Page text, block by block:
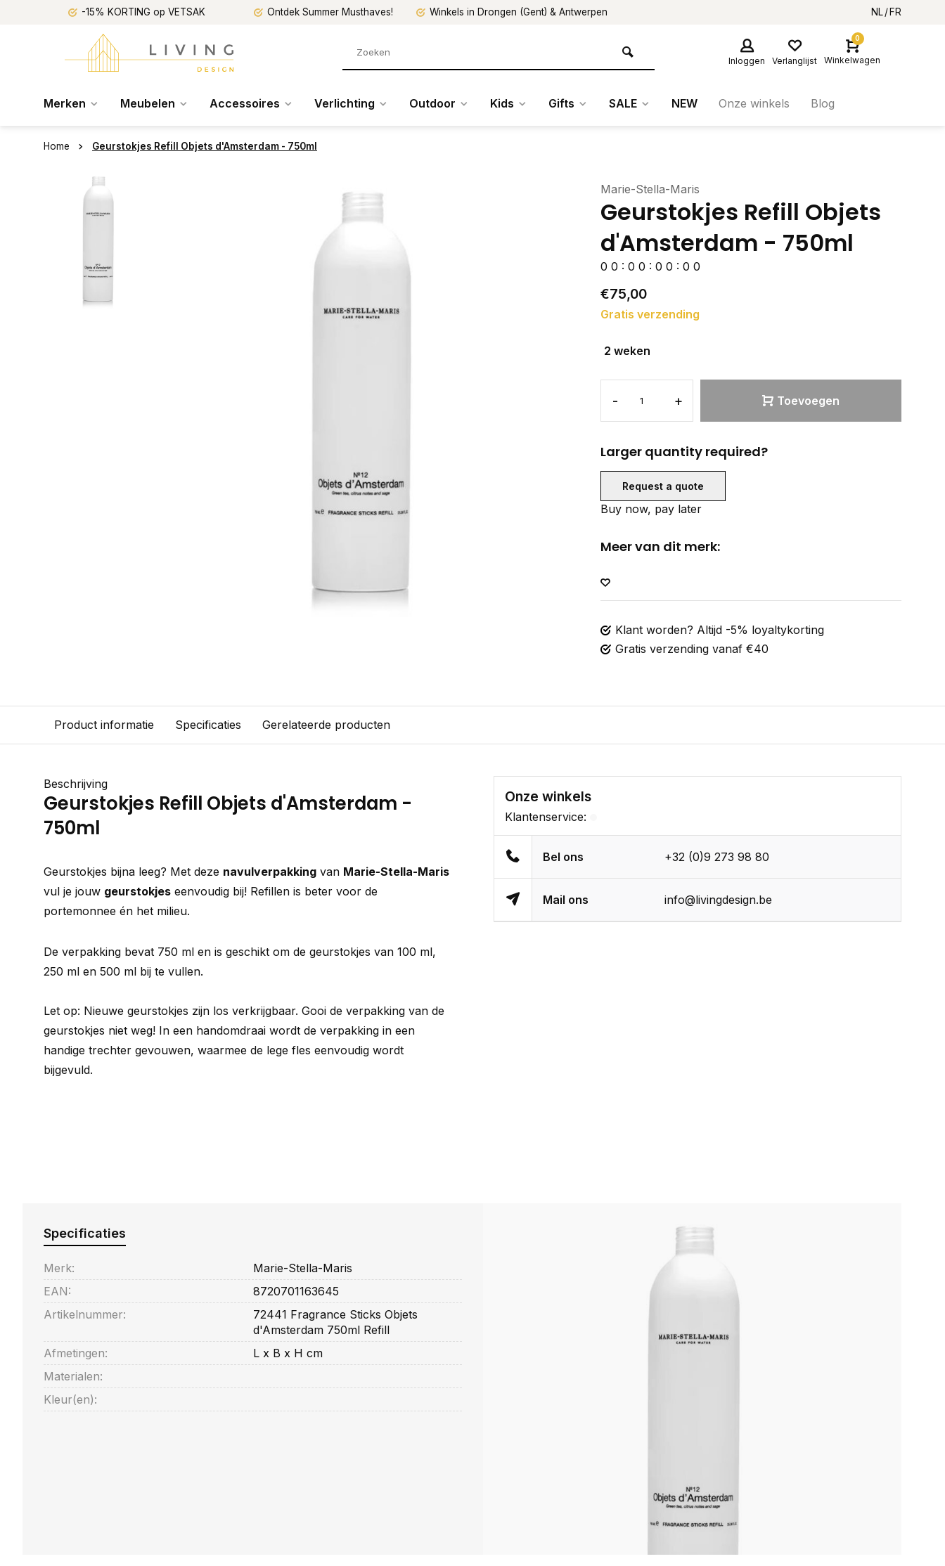
-15% KORTING op VETSAK Ontdek Summer Musthaves! Winkels in Drongen (Gent) & Antwerpen NL FR
Inloggen Verlanglijst
0
Winkelwagen
Merken Meubelen Accessoires Verlichting Outdoor Kids Gifts SALE NEW Onze winkels Blog
Home Geurstokjes Refill Objets d'Amsterdam - 750ml
Marie-Stella-Maris
Geurstokjes Refill Objets
d'Amsterdam - 750ml
0 0 : 0 0 : 0 0 : 0 0
€75,00
Gratis verzending
2 weken
- + Toevoegen
Larger quantity required?
Request a quote
Buy now, pay later
Meer van dit merk:
Klant worden? Altijd -5% loyaltykorting
Gratis verzending vanaf €40
Product informatie Specificaties Gerelateerde producten
Beschrijving
Geurstokjes Refill Objets d'Amsterdam -
750ml
Geurstokjes bijna leeg? Met deze navulverpakking van Marie-Stella-Maris
vul je jouw geurstokjes eenvoudig bij! Refillen is beter voor de
portemonnee én het milieu.
De verpakking bevat 750 ml en is geschikt om de geurstokjes van 100 ml,
250 ml en 500 ml bij te vullen.
Let op: Nieuwe geurstokjes zijn los verkrijgbaar. Gooi de verpakking van de
geurstokjes niet weg! In een handomdraai wordt de verpakking in een
handige trechter gevouwen, waarmee de lege fles eenvoudig wordt
bijgevuld.
Onze winkels
Klantenservice:
Bel ons +32 (0)9 273 98 80
Mail ons info@livingdesign.be
Specificaties
Merk:
Marie-Stella-Maris
EAN:
8720701163645
Artikelnummer:
72441 Fragrance Sticks Objets
d'Amsterdam 750ml Refill
Afmetingen:
L x B x H cm
Materialen:
Kleur(en):